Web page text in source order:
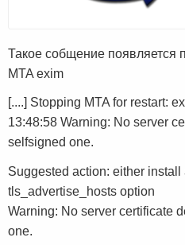
Такое собщение появляется
MTA exim
[....] Stopping MTA for restart:
13:48:58 Warning: No server
selfsigned one.
Suggested action: either
tls_advertise_hosts option
Warning: No server certificate
one.